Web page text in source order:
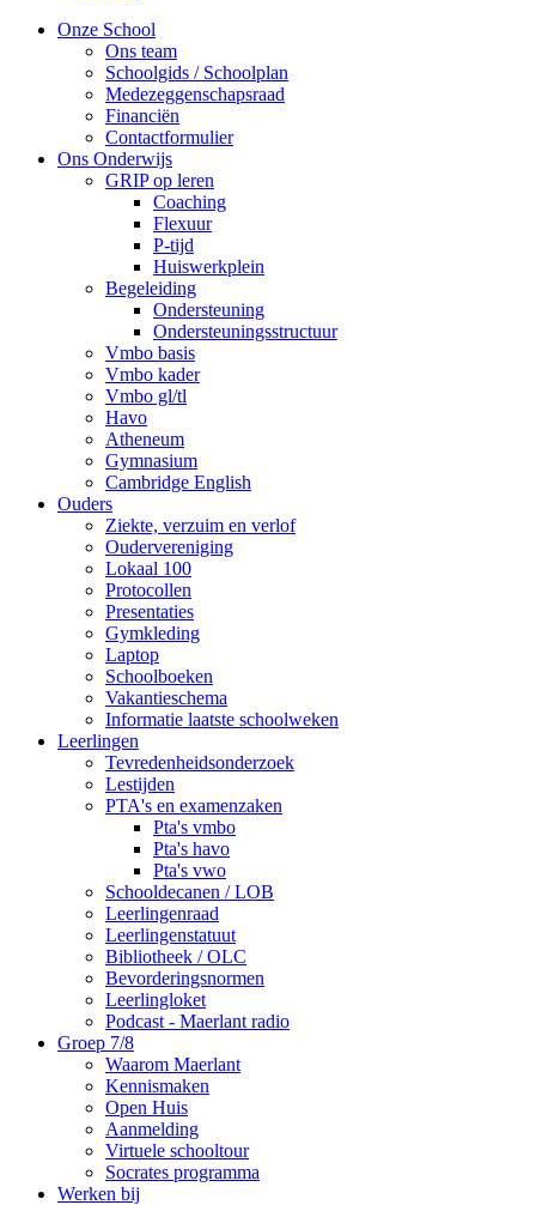
Onze School
Ons team
Schoolgids / Schoolplan
Medezeggenschapsraad
Financiën
Contactformulier
Ons Onderwijs
GRIP op leren
Coaching
Flexuur
P-tijd
Huiswerkplein
Begeleiding
Ondersteuning
Ondersteuningsstructuur
Vmbo basis
Vmbo kader
Vmbo gl/tl
Havo
Atheneum
Gymnasium
Cambridge English
Ouders
Ziekte, verzuim en verlof
Oudervereniging
Lokaal 100
Protocollen
Presentaties
Gymkleding
Laptop
Schoolboeken
Vakantieschema
Informatie laatste schoolweken
Leerlingen
Tevredenheidsonderzoek
Lestijden
PTA's en examenzaken
Pta's vmbo
Pta's havo
Pta's vwo
Schooldecanen / LOB
Leerlingenraad
Leerlingenstatuut
Bibliotheek / OLC
Bevorderingsnormen
Leerlingloket
Podcast - Maerlant radio
Groep 7/8
Waarom Maerlant
Kennismaken
Open Huis
Aanmelding
Virtuele schooltour
Socrates programma
Werken bij